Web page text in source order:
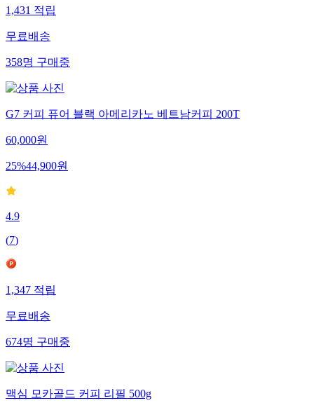
1,431적립
무료배송
358명구매중
G7 커피 퓨어 블랙 아메리카노 베트남커피 200T
60,000원
25%44,900원
4.9
(7)
1,347적립
무료배송
674명구매중
맥심 모카골드 커피 리필 500g